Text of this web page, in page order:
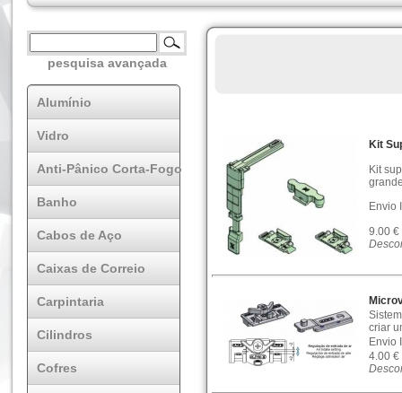
pesquisa avançada
Alumínio
Vidro
Anti-Pânico Corta-Fogo
Banho
Cabos de Aço
Caixas de Correio
Carpintaria
Cilindros
Cofres
Kit
Kit
Envio
9.00 €
criar
Envio
4.00 €